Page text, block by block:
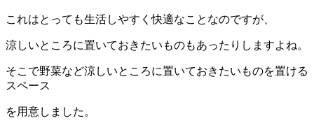
これはとっても生活しやすく快適なことなのですが、
涼しいところに置いておきたいものもあったりしますよね。
そこで野菜など涼しいところに置いておきたいものを置ける
スペース
を用意しました。